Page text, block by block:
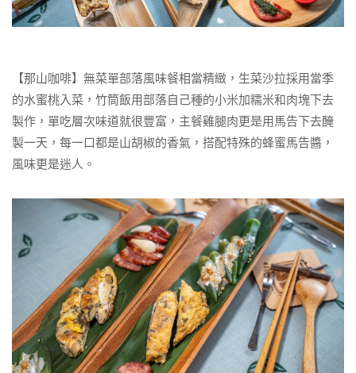
【那山咖啡】無菜單部落風味餐相當精緻，生菜沙拉採用當季
的水蜜桃入菜，竹筒飯用部落自己種的小米加糯米和肉塊下去
製作，單吃層次味道就很豐富，主餐雞腿肉更是用馬告下去醃
製一天，每一口都是山胡椒的香氣，搭配特殊的蜂蜜馬告醬，
風味更是迷人。